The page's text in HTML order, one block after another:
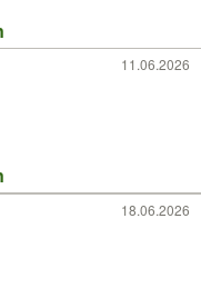
11.06.2026
18.06.2026